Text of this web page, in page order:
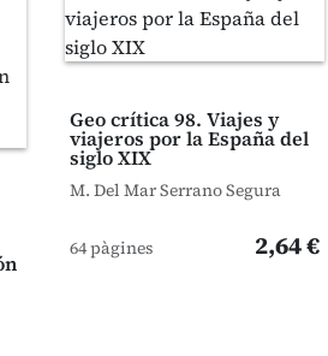
Geo crítica 98. Viajes y
viajeros por la España del
siglo XIX
M. Del Mar Serrano Segura
64 pàgines 2,64 €